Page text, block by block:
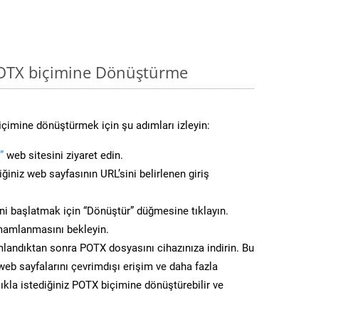
biçimine Dönüştürme
dönüştürmek için şu adımları izleyin:
web sitesini ziyaret edin.
web sayfasının URL’sini belirlenen giriş
başlatmak için “Dönüştür” düğmesine tıklayın.
bekleyin.
sonra POTX dosyasını cihazınıza indirin. Bu
sayfalarını çevrimdışı erişim ve daha fazla
istediğiniz POTX biçimine dönüştürebilir ve